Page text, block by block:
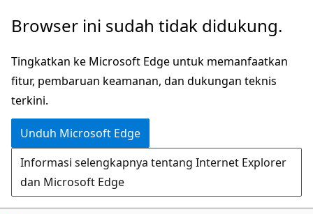
Lompati
konten
utama
Browser ini sudah tidak didukung.
Tingkatkan ke Microsoft Edge untuk memanfaatkan
fitur, pembaruan keamanan, dan dukungan teknis
terkini.
Unduh Microsoft Edge
Informasi selengkapnya tentang Internet Explorer
dan Microsoft Edge